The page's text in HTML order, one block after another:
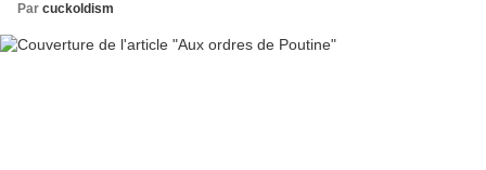
Par cuckoldism